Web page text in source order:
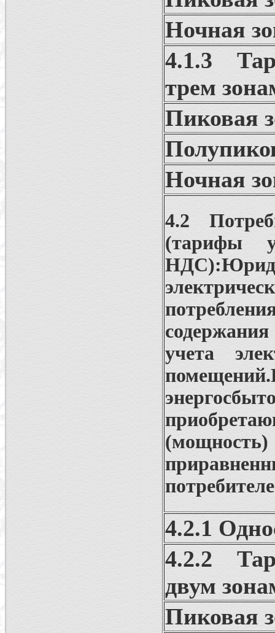
Ночная
4.1.3
трем
Пиковая
Ночная
4.2
(тарифы
учета
4.2.1
4.2.2
двум
Пиковая